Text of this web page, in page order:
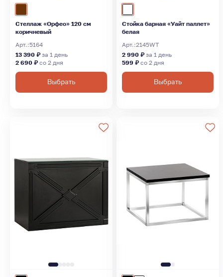
Стеллаж «Орфео» 120 см
коричневый
Арт.:5164
13 390 ₽за 1 день
2 690 ₽со 2 дня
Выбрать
Стойка барная «Уайт паллет»
белая
Арт.:2145WT
2 990 ₽за 1 день
599 ₽со 2 дня
Выбрать